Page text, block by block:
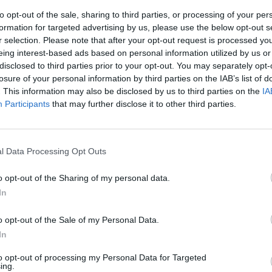
opt-out of the sale, sharing to third parties, or processing of your
for targeted advertising by us, please use the below opt-out
selection. Please note that after your opt-out request is processed
interest-based ads based on personal information utilized by us
to third parties prior to your opt-out. You may separately
of your personal information by third parties on the IAB’s list of
This information may also be disclosed by us to third parties on the
Participants that may further disclose it to other third parties.
Data Processing Opt Outs
opt-out of the Sharing of my personal data.
opt-out of the Sale of my Personal Data.
opt-out of processing my Personal Data for Targeted
Redacción 24/01/2017
prevenir la dermatitis de
2016
en contacto directo con varios agentes nocivos
contacto es una de las patologías más frecuentes que
población, según un estudio de la National Excema
el primer paso para una piel
presenta Essentials, una gama de higiene facial en